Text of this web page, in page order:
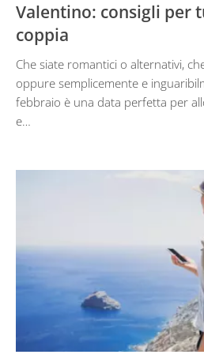
Valentino: consigli per
coppia
Che siate romantici o alternativi,
oppure semplicemente e
febbraio è una data perfetta per
e…